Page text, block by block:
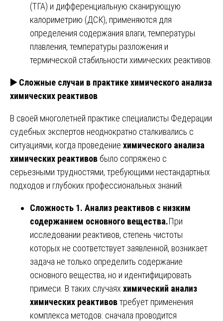
(ТГА) и дифференциальную сканирующую
калориметрию (ДСК), применяются для
определения содержания влаги, температуры
плавления, температуры разложения и
термической стабильности химических реактивов.
▶️Сложные случаи в практике химического анализа
химических реактивов
В своей многолетней практике специалисты Федерации
судебных экспертов неоднократно сталкивались с
ситуациями, когда проведение химического анализа
химических реактивов было сопряжено с
серьезными трудностями, требующими нестандартных
подходов и глубоких профессиональных знаний.
Сложность 1. Анализ реактивов с низким
содержанием основного вещества.При
исследовании реактивов, степень чистоты
которых не соответствует заявленной, возникает
задача не только определить содержание
основного вещества, но и идентифицировать
примеси. В таких случаях химический анализ
химических реактивовтребует применения
комплекса методов: сначала проводится